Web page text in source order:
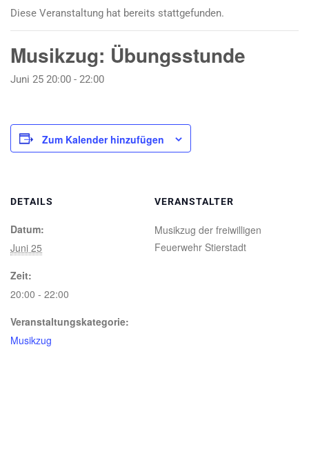
Diese Veranstaltung hat bereits stattgefunden.
Musikzug: Übungsstunde
Juni 25 20:00 - 22:00
Zum Kalender hinzufügen
DETAILS
Datum:
Juni 25
Zeit:
20:00 - 22:00
Veranstaltungskategorie:
Musikzug
VERANSTALTER
Musikzug der freiwilligen
Feuerwehr Stierstadt